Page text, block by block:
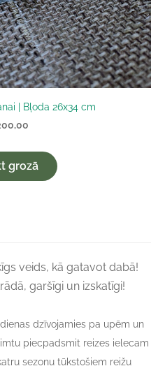
veids, kā gatavot dabā!
garšīgi un izskatīgi!
dzīvojamies pa upēm un
piecpadsmit reizes ielecam
sezonu tūkstošiem reižu
| Bļoda 26x34 cm
grozā